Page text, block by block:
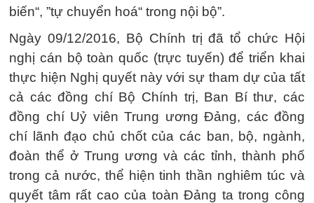
biến“, ”tự chuyển hoá“ trong nội bộ”.
Ngày 09/12/2016, Bộ Chính trị đã tổ chức Hội
nghị cán bộ toàn quốc (trực tuyến) để triển khai
thực hiện Nghị quyết này với sự tham dự của tất
cả các đồng chí Bộ Chính trị, Ban Bí thư, các
đồng chí Uỷ viên Trung ương Đảng, các đồng
chí lãnh đạo chủ chốt của các ban, bộ, ngành,
đoàn thể ở Trung ương và các tỉnh, thành phố
trong cả nước, thể hiện tinh thần nghiêm túc và
quyết tâm rất cao của toàn Đảng ta trong công